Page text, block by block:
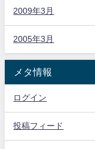
2009年3月
2005年3月
メタ情報
ログイン
投稿フィード